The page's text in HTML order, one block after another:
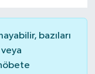
bazıları